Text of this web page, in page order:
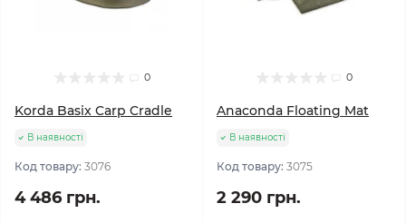
0
Korda Basix Carp Cradle
В наявності
Код товару: 3076
4 486 грн.
0
Anaconda Floating Mat
В наявності
Код товару: 3075
2 290 грн.